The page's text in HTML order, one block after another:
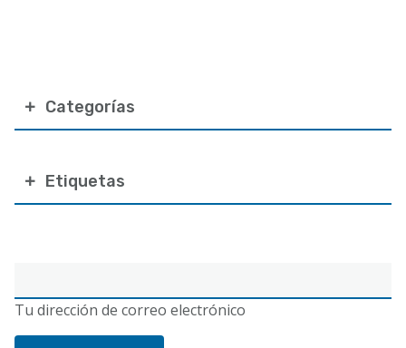
electrónico
Tu dirección de correo electrónico
Categorías
Etiquetas